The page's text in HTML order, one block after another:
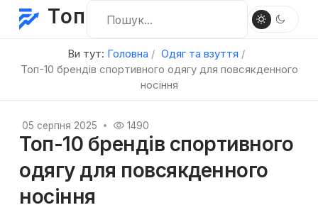
Топ
Ви тут: Головна
Одяг та взуття
Топ-10 брендів спортивного одягу для повсякденного
носіння
05 серпня 2025 1490
Топ-10 брендів спортивного
одягу для повсякденного
носіння